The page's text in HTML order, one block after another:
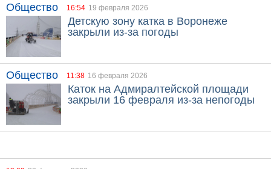
Общество 16:54 19 февраля 2026
Детскую зону катка в Воронеже
закрыли из-за погоды
Общество 11:38 16 февраля 2026
Каток на Адмиралтейской площади
закрыли 16 февраля из-за непогоды